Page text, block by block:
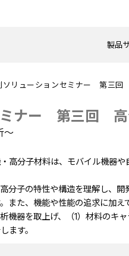
製品
ソリューションセミナー 第三回
ミナー 第三回 高
～
高分子材料は、モバイル機器
分子の特性や構造を理解し、
また、機能や性能の追求に加
機器を取上げ、（1）材料のキ
ます。